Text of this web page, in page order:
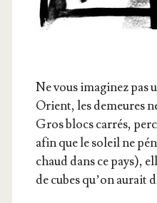
Ne vous ima­gi­nez pas
Orient, les demeures
Gros blocs car­rés,
afin que le soleil ne
chaud dans ce pays),
de cubes qu’on aurait